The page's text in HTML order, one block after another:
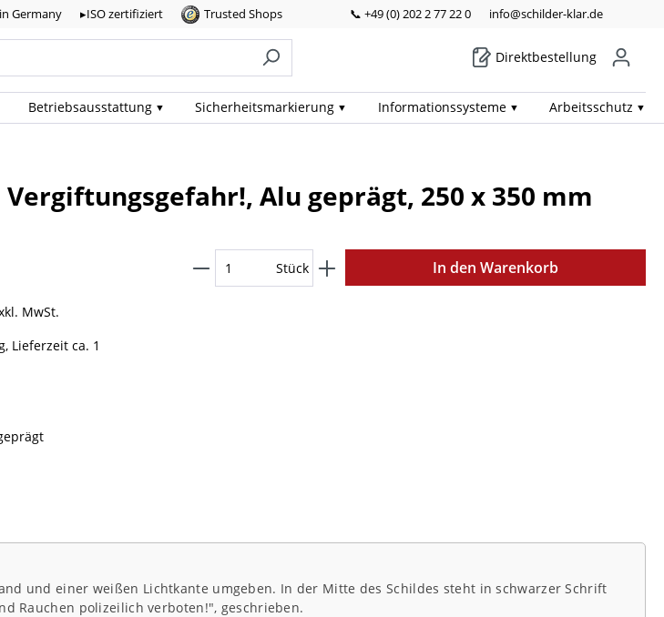
Germany ▸ISO zertifiziert Trusted Shops 📞 +49 (0) 202 2 77 22 0 info@schilder-klar.de
Direktbestellung
Betriebs­ausstattung Sicherheits­markierung Informations­systeme Arbeits­schutz
Alu geprägt, 250 x 350 mm
MwSt.
Stück In den Warenkorb
Lieferzeit ca. 1
und einer weißen Lichtkante umgeben. In der Mitte des Schildes steht in schwarzer Schrift
Rauchen polizeilich verboten!", geschrieben.